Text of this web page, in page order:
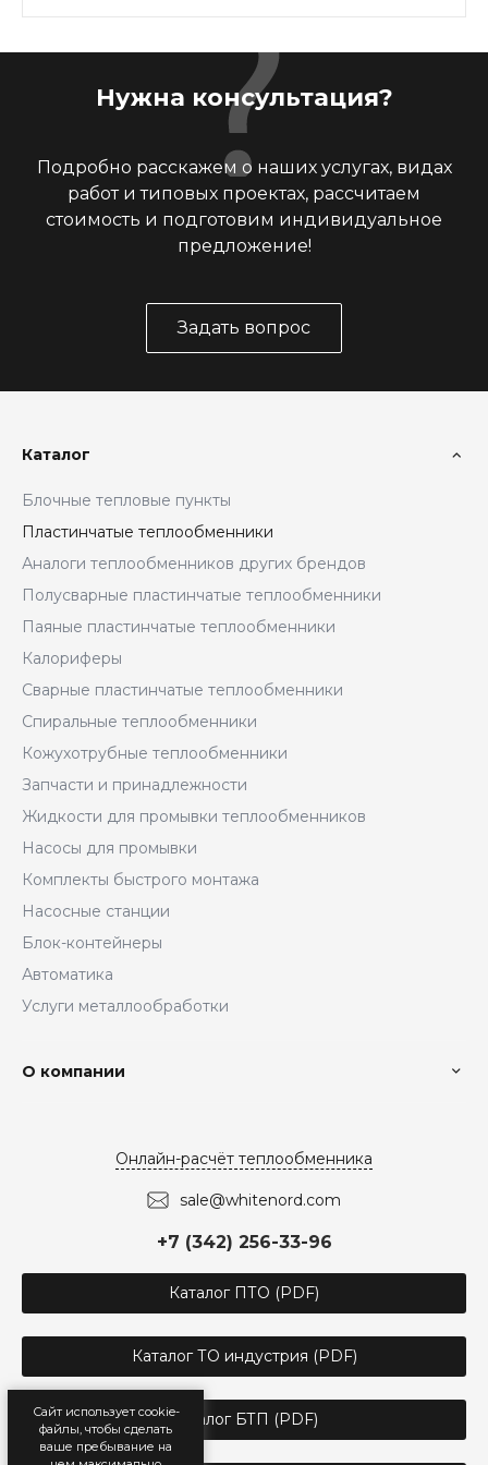
Сайт использует cookie-
файлы, чтобы сделать
ваше пребывание на
Нужна консультация?
Подробно расскажем о наших услугах, видах
работ и типовых проектах, рассчитаем
стоимость и подготовим индивидуальное
предложение!
Задать вопрос
Каталог
Блочные тепловые пункты
Пластинчатые теплообменники
Аналоги теплообменников других брендов
Полусварные пластинчатые теплообменники
Паяные пластинчатые теплообменники
Калориферы
Сварные пластинчатые теплообменники
Спиральные теплообменники
Кожухотрубные теплообменники
Запчасти и принадлежности
Жидкости для промывки теплообменников
Насосы для промывки
Комплекты быстрого монтажа
Насосные станции
Блок-контейнеры
Автоматика
Услуги металлообработки
О компании
Онлайн-расчёт теплообменника
sale@whitenord.com
+7 (342) 256-33-96
Каталог ПТО (PDF)
Каталог ТО индустрия (PDF)
Каталог БТП (PDF)